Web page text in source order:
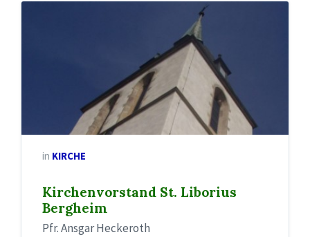
in KIRCHE
Kirchenvorstand St. Liborius
Bergheim
Pfr. Ansgar Heckeroth